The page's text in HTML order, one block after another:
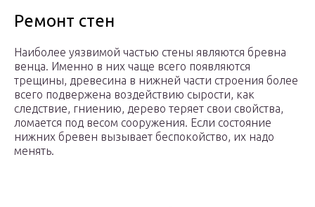
Ремонт стен
Наиболее уязвимой частью стены являются бревна
венца. Именно в них чаще всего появляются
трещины, древесина в нижней части строения более
всего подвержена воздействию сырости, как
следствие, гниению, дерево теряет свои свойства,
ломается под весом сооружения. Если состояние
нижних бревен вызывает беспокойство, их надо
менять.